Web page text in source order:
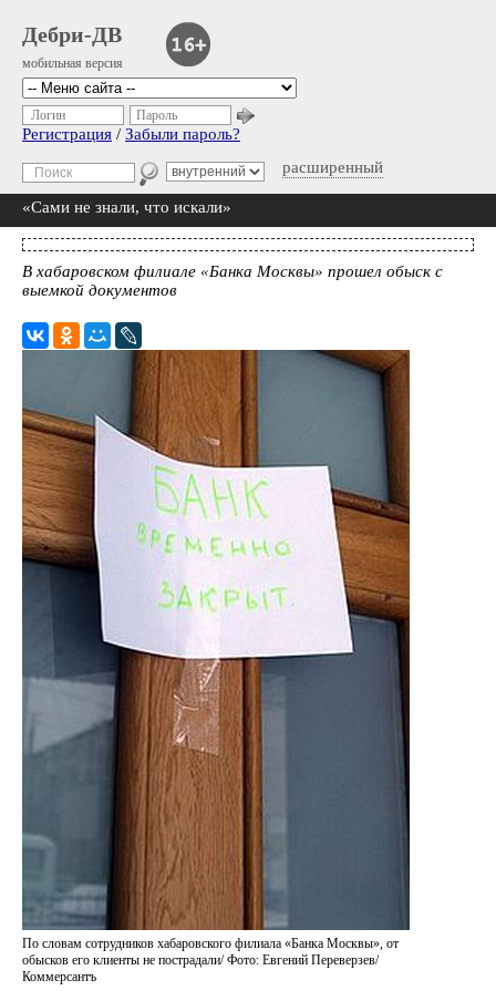
Дебри-ДВ
мобильная версия
расширенный
Логин Пароль
Регистрация / Забыли пароль?
«Сами не знали, что искали»
В хабаровском филиале «Банка Москвы» прошел обыск с
выемкой документов
По словам сотрудников хабаровского филиала «Банка Москвы», от
обысков его клиенты не пострадали/ Фото: Евгений Переверзев/
Коммерсантъ